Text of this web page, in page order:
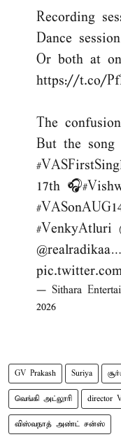
Recording
Dance
Or both at
https://t.co/
The
But the
17th 🎧
#VenkyAtluri
@realradikaa…
— Sithara
2026
GV Prakash Suriya
வெங்கி அட்லூரி director
விஸ்வநாத் அண்ட் சன்ஸ்